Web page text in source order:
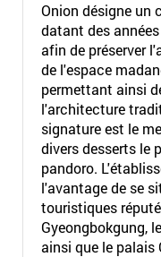
Onion désigne un
datant des
afin de préserver
de l'espace
permettant ainsi
l'architecture
signature est le
divers desserts le
pandoro.
l'avantage de se
touristiques
Gyeongbokgung,
ainsi que le palais